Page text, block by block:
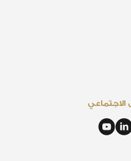
الاجتماعي